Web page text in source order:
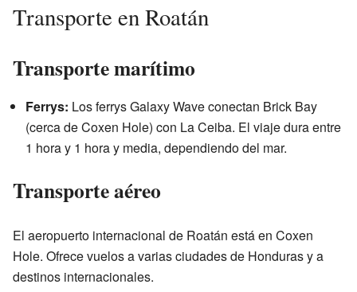
Transporte en Roatán
Transporte marítimo
Ferrys: Los ferrys Galaxy Wave conectan Brick Bay
(cerca de Coxen Hole) con La Ceiba. El viaje dura entre
1 hora y 1 hora y media, dependiendo del mar.
Transporte aéreo
El aeropuerto internacional de Roatán está en Coxen
Hole. Ofrece vuelos a varias ciudades de Honduras y a
destinos internacionales.